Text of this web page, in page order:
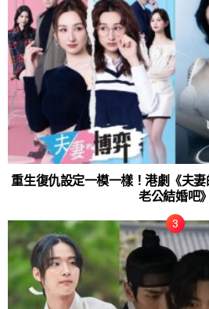
重生復仇設定一模一樣！港劇《夫
老公結婚吧》